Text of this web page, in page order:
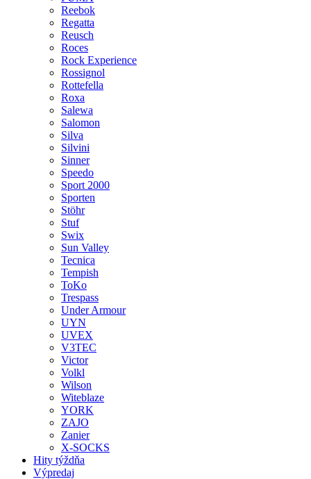
Reebok
Regatta
Reusch
Roces
Rock Experience
Rossignol
Rottefella
Roxa
Salewa
Salomon
Silva
Silvini
Sinner
Speedo
Sport 2000
Sporten
Stöhr
Stuf
Swix
Sun Valley
Tecnica
Tempish
ToKo
Trespass
Under Armour
UYN
UVEX
V3TEC
Victor
Volkl
Wilson
Witeblaze
YORK
ZAJO
Zanier
X-SOCKS
Hity týždňa
Výpredaj